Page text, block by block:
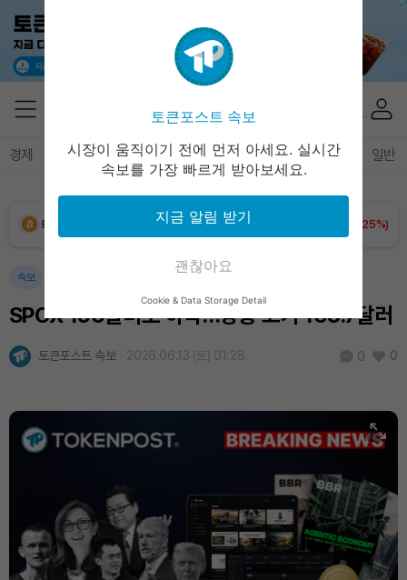
경제 마켓 정책 정치 인사이트 브리핑 속보 일반
Bitcoin (BTC) (+1.25%)
Tether USDt (USDT) ₩1,407(+0.03%)
BNB (BNB) 835,230(+1.09%)
XRP (XRP) ₩1,457(+1.37%)
Solana (SOL) ₩105,026 (+2.79%)
TRON (TRX) ₩460.8(-0.02%)
속보
SPCX 156달러로 하락…장중 고가 168.7달러
토큰포스트 속보 2026.06.13 (토) 01:28 0 0
토큰포스트 속보
시장이 움직이기 전에 먼저 아세요. 실시간
속보를 가장 빠르게 받아보세요.
지금 알림 받기
괜찮아요
Cookie & Data Storage Detail